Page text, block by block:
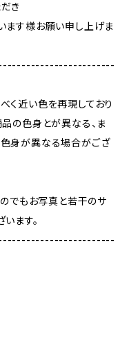
き
ます様お願い申し上げま
く近い色を再現しており
の色身とが異なる、ま
身が異なる場合がござ
でもお写真と若干のサ
ます。